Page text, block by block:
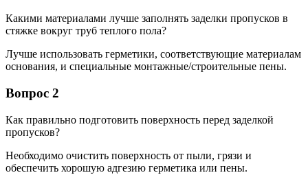
Какими материалами лучше заполнять заделки пропусков в
стяжке вокруг труб теплого пола?
Лучше использовать герметики, соответствующие материалам
основания, и специальные монтажные/строительные пены.
Вопрос 2
Как правильно подготовить поверхность перед заделкой
пропусков?
Необходимо очистить поверхность от пыли, грязи и
обеспечить хорошую адгезию герметика или пены.